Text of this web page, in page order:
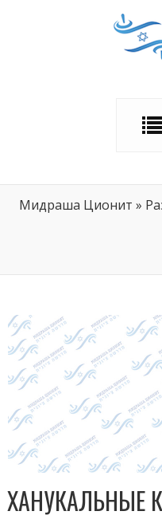
Мидраша Ционит »
ХАНУКАЛЬНЫЕ